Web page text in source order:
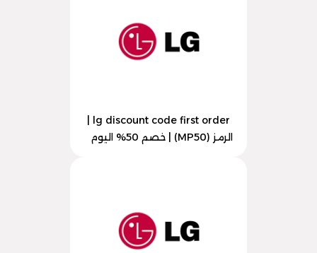
الرمز (MP50) | خصم 50% اليوم